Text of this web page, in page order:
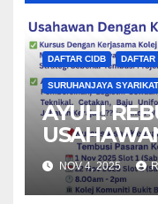
DAFTAR CIDB DAFTAR
SURUHANJAYA
AYUH!
KERAJAAN
NOV 4, 2025